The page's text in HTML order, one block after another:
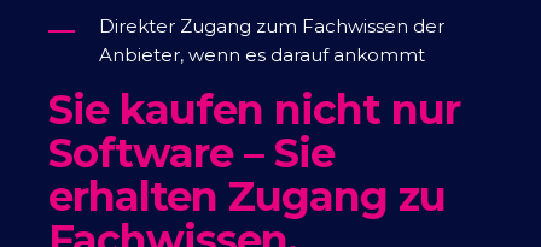
Direkter Zugang zum Fachwissen der
Anbieter, wenn es darauf ankommt
Sie kaufen nicht nur
Software – Sie
erhalten Zugang zu